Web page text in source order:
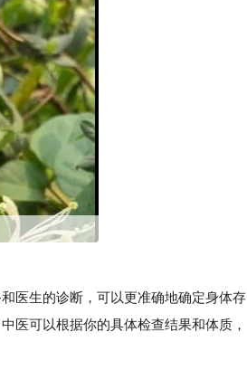
医生的诊断，可以更准确地确定身体存
医可以根据你的具体检查结果和体质，